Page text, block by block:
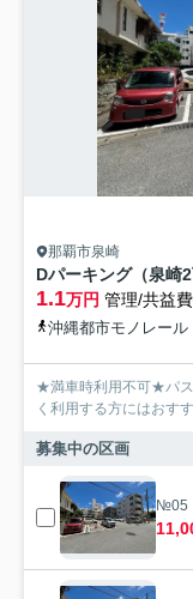
那覇市泉崎
Dパーキング（泉崎2
1.1万円 管理/共益
沖縄都市モノレー
★満車時利用不可★パ
く利用する方にはおす
募集中の区画
№05